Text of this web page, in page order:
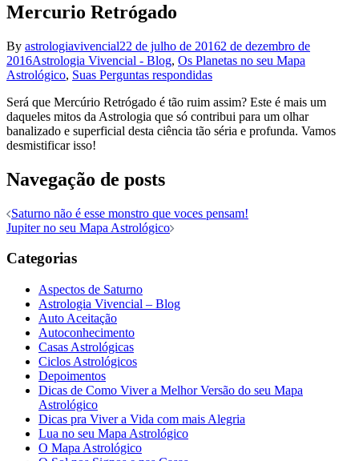
Mercurio Retrógado
By astrologiavivencial22 de julho de 20162 de dezembro de
2016Astrologia Vivencial - Blog, Os Planetas no seu Mapa
Astrológico, Suas Perguntas respondidas
Será que Mercúrio Retrógado é tão ruim assim? Este é mais um
daqueles mitos da Astrologia que só contribui para um olhar
banalizado e superficial desta ciência tão séria e profunda. Vamos
desmistificar isso!
Navegação de posts
Saturno não é esse monstro que voces pensam!
Jupiter no seu Mapa Astrológico
Categorias
Aspectos de Saturno
Astrologia Vivencial – Blog
Auto Aceitação
Autoconhecimento
Casas Astrológicas
Ciclos Astrológicos
Depoimentos
Dicas de Como Viver a Melhor Versão do seu Mapa
Astrológico
Dicas pra Viver a Vida com mais Alegria
Lua no seu Mapa Astrológico
O Mapa Astrológico